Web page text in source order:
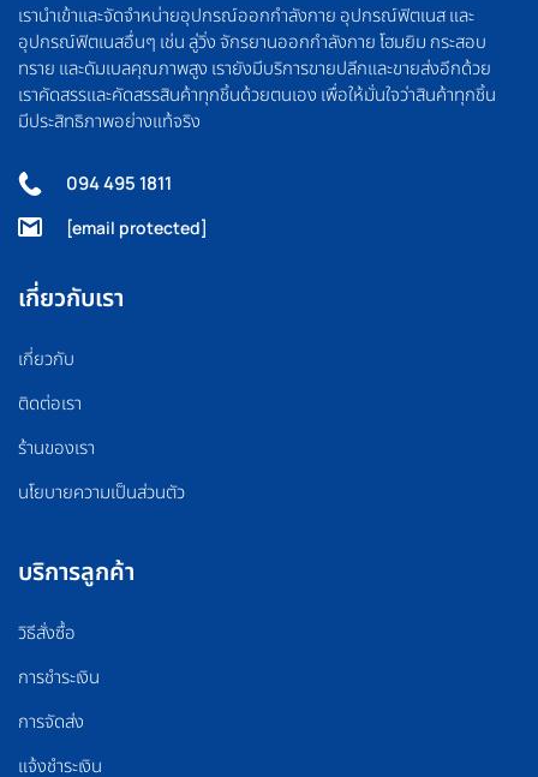
เรานำเข้าและจัดจำหน่ายอุปกรณ์ออกกำลังกาย อุปกรณ์ฟิตเนส และ
อุปกรณ์ฟิตเนสอื่นๆ เช่น ลู่วิ่ง จักรยานออกกำลังกาย โฮมยิม กระสอบ
ทราย และดัมเบลคุณภาพสูง เรายังมีบริการขายปลีกและขายส่งอีกด้วย
เราคัดสรรและคัดสรรสินค้าทุกชิ้นด้วยตนเอง เพื่อให้มั่นใจว่าสินค้าทุกชิ้น
มีประสิทธิภาพอย่างแท้จริง
094 495 1811
[email protected]
เกี่ยวกับเรา
เกี่ยวกับ
ติดต่อเรา
ร้านของเรา
นโยบายความเป็นส่วนตัว
บริการลูกค้า
วิธีสั่งซื้อ
การชำระเงิน
การจัดส่ง
แจ้งชำระเงิน